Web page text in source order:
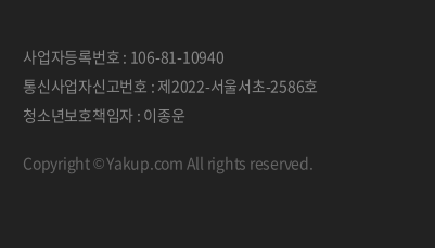
사업자등록번호 : 106-81-10940
통신사업자신고번호 : 제2022-서울서초-2586호
청소년보호책임자 : 이종운
Copyright © Yakup.com All rights reserved.